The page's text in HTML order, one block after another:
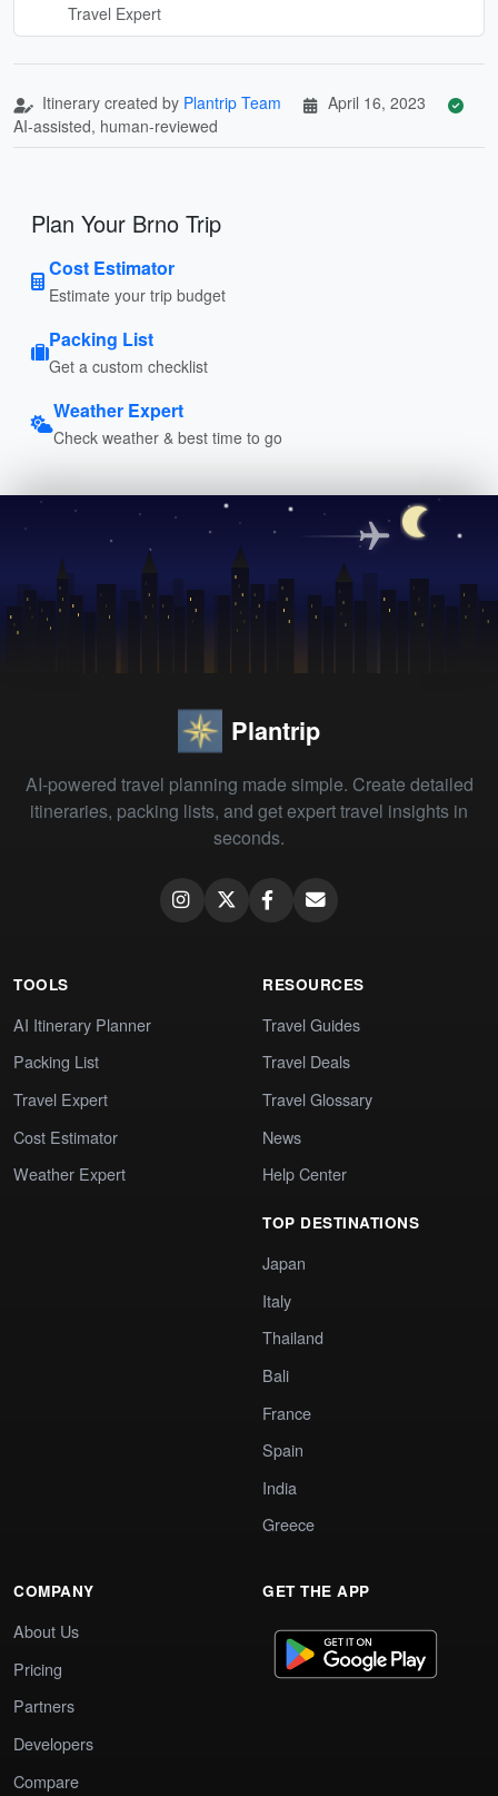
Travel Expert
Itinerary created by Plantrip Team
April 16, 2023
AI-assisted, human-reviewed
Plan Your Brno Trip
Cost Estimator
Estimate your trip budget
Packing List
Get a custom checklist
Weather Expert
Check weather & best time to go
Plantrip
AI-powered travel planning made simple. Create detailed
itineraries, packing lists, and get expert travel insights in
seconds.
TOOLS
AI Itinerary Planner
Packing List
Travel Expert
Cost Estimator
Weather Expert
RESOURCES
Travel Guides
Travel Deals
Travel Glossary
News
Help Center
TOP DESTINATIONS
Japan
Italy
Thailand
Bali
France
Spain
India
Greece
COMPANY
About Us
Pricing
Partners
Developers
Compare
GET THE APP